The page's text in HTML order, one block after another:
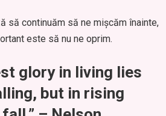
să continuăm să ne mișcăm înainte,
este să nu ne oprim.
glory in living lies
but in rising